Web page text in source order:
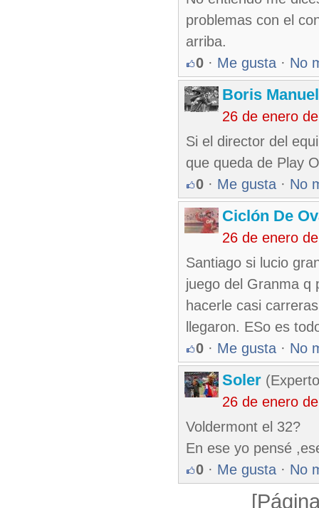
problemas con el
arriba.
0 · Me gusta · No
Boris
26 de enero
Si el director del
que queda de Play
0 · Me gusta · No
Ciclón De
26 de enero
Santiago si lucio
juego del Granma q
hacerle casi
llegaron. ESo es
0 · Me gusta · No
Soler
26 de enero
Voldermont el 32?
En ese yo pensé
0 · Me gusta · No